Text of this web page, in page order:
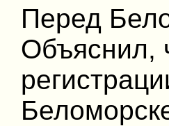
Перед
Объяснил,